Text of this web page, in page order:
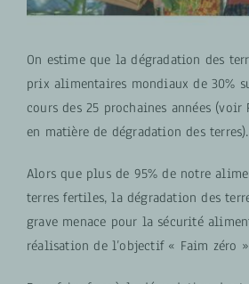
On estime que la dégradation des
prix alimentaires mondiaux de 30%
cours des 25 prochaines années
en matière de dégradation des terres).
Alors que plus de 95% de notre
terres fertiles, la dégradation des
grave menace pour la sécurité
réalisation de l’objectif « Faim zéro